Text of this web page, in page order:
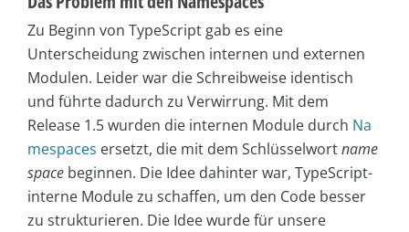
Zu Beginn von TypeScript gab es eine
Unterscheidung zwischen internen und externen
Modulen. Leider war die Schreibweise identisch
und führte dadurch zu Verwirrung. Mit dem
Release 1.5 wurden die internen Module durch Na
mespaces ersetzt, die mit dem Schlüsselwortname
space beginnen. Die Idee dahinter war, TypeScript-
interne Module zu schaffen, um den Code besser
zu strukturieren. Die Idee wurde für unsere